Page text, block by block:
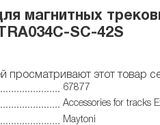
магнитных
SC-42S
просматривают этот товар
67877
Accessories for tracks
Maytoni